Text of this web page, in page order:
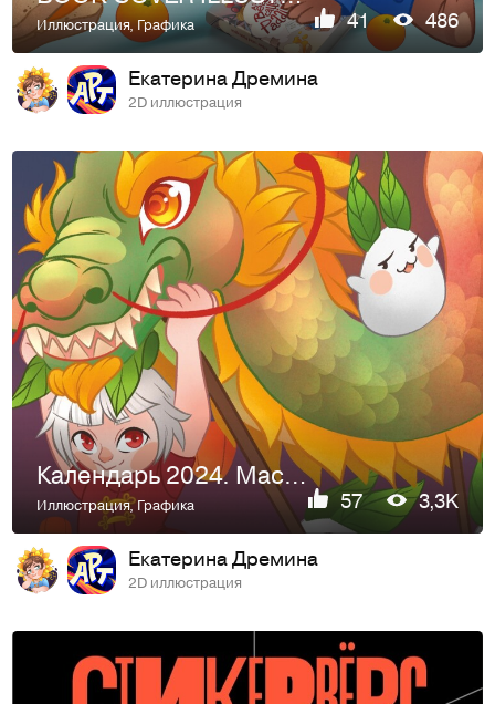
Иллюстрация,Графика 41 486
Екатерина Дремина
2D иллюстрация
Календарь 2024. Маскот Снежный кролик
Иллюстрация,Графика 57 3,3K
Екатерина Дремина
2D иллюстрация